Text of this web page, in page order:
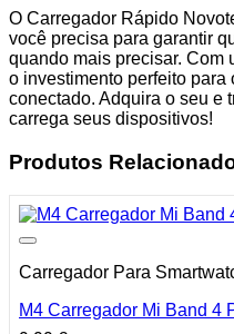
O Carregador Rápido
você precisa para garantir
quando mais precisar. Com
o investimento perfeito
conectado. Adquira o seu e
carrega seus dispositivos!
Produtos
Carregador Para
M4 Carregador Mi Band 4